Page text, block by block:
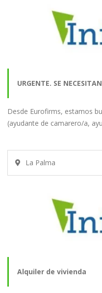
URGENTE. SE
PARA UN HOTEL EN…
Desde Eurofirms, estamos
(ayudante de camarero/a,
La Palma
Alquiler de vivienda